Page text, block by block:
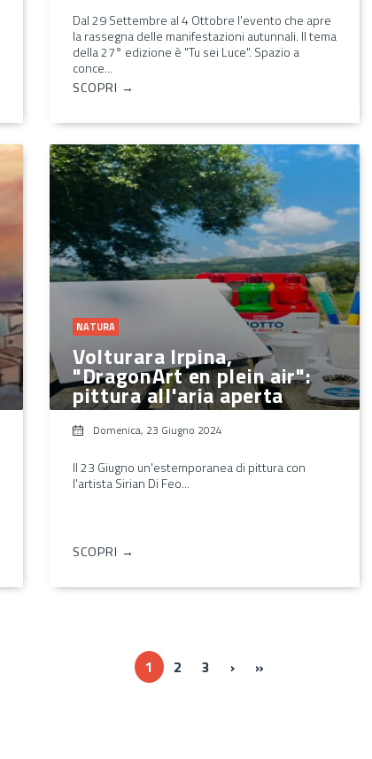
Dal 29 Settembre al 4 Ottobre l'evento che apre
la rassegna delle manifestazioni autunnali. Il tema
della 27° edizione è "Tu sei Luce". Spazio a
conce...
SCOPRI →
NATURA
Volturara Irpina,
"DragonArt en plein air":
pittura all'aria aperta
Domenica, 23 Giugno 2024
Il 23 Giugno un'estemporanea di pittura con
l'artista Sirian Di Feo...
SCOPRI →
1 2 3 ››› »